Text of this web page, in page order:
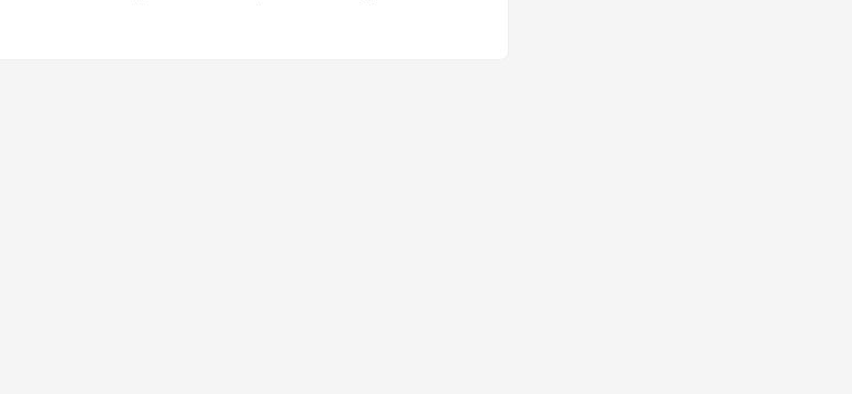
zu buchen. Bei der Entwicklung ist mir aufgefallen, dass die